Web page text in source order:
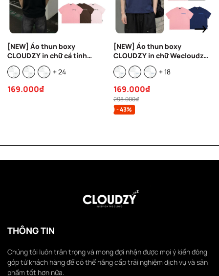
[NEW] Áo thun boxy
CLOUDZY in chữ cá tính
100% cotton 250gsm nam nữ
áo phông local brand
+ 24
169.000₫
[NEW] Áo thun boxy
CLOUDZY in chữ Wecloudzy
100% cotton 250gsm dày
dặn áo phông form rộng nam
+ 18
169.000₫
298.000₫
- 43%
THÔNG TIN
Chúng tôi luôn trân trọng và mong đợi nhận được mọi ý kiến đóng
góp từ khách hàng để có thể nâng cấp trải nghiệm dịch vụ và sản
phẩm tốt hơn nữa.